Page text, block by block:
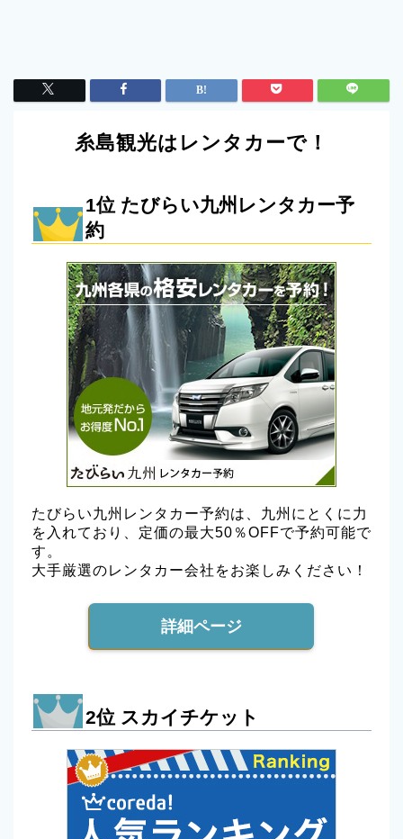
糸島観光はレンタカーで！
1位 たびらい九州レンタカー予
約
たびらい九州レンタカー予約は、九州にとくに力
を入れており、定価の最大50％OFFで予約可能で
す。
大手厳選のレンタカー会社をお楽しみください！
詳細ページ
2位 スカイチケット